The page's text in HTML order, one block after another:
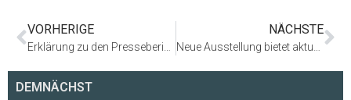
VORHERIGE NÄCHSTE
DEMNÄCHST